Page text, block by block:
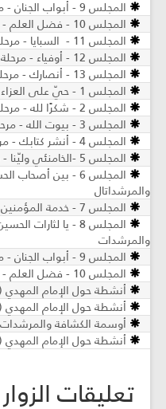
المجلس 9 - أبواب الجنان - مرحلة الكشافة والمرشدات
المجلس 10 - فضل العلم - مرحلة الكشّافة/المرشدات
المجلس 11 - السبايا - مرحلة الكشّافة والمرشدات
المجلس 12 - أوفياء - مرحلة الكشّافة والمرشدات
المجلس 13 - أنصارك - مرحلة الكشّافة والمرشدات
المجلس 1 - حيّ على العزاء - مرحلة الكشافة والمرشدات
المجلس 2 - شكرًا لله - مرحلة الكشافة والمرشدات
المجلس 3 - بيوت الله - مرحلة الكشافة والمرشدات
المجلس 4 - أنشر كتابك - مرحلة الكشافة والمرشدات
المجلس 5 -الخامنئي وليّنا - مرحلة الكشافة والمرشدات
المجلس 6 - بين
والمرشداتال
المجلس 7 - خدمة المؤمنين - مرحلة الكشافة والمرشدات
المجلس 8 - يا
والمرشدات
المجلس 9 - أبواب الجنان - مرحلة الكشافة والمرشدات
المجلس 10 - فضل العلم - مرحلة الكشافة والمرشدات
أنشطة حول الإمام المهدي
أنشطة حول الإمام المهدي
أوسمة الكشافة والمرشدات
أنشطة حول الإمام المهدي
تعليقات الزوار